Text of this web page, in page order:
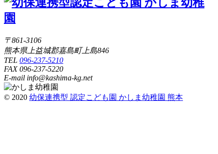
〒861-3106
熊本県上益城郡嘉島町上島846
TEL 096-237-5210
FAX 096-237-5220
E-mail info@kashima-kg.net
© 2020 幼保連携型 認定こども園 かしま幼稚園 熊本